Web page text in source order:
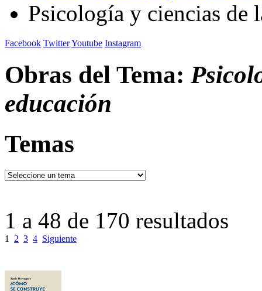
Psicología y ciencias de
Facebook TwitterYoutube Instagram
Obras del Tema:
educación
Temas
1 a 48 de 170 resultados
1 2 3 4 Siguiente